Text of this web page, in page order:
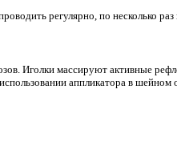
регулярно, по несколько раз
Иголки массируют активные
аппликатора в шейном